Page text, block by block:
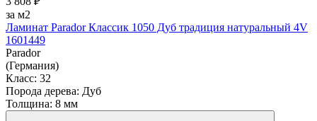
за м2
Ламинат Parador Классик 1050 Дуб традиция натуральный 4V
1601449
Parador
(Германия)
Класс: 32
Порода дерева: Дуб
Толщина: 8 мм